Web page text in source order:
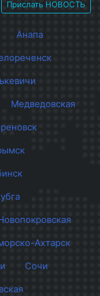
Прислать НОВОСТЬ
Анапа
Медведовская
Ахтарск
Сочи